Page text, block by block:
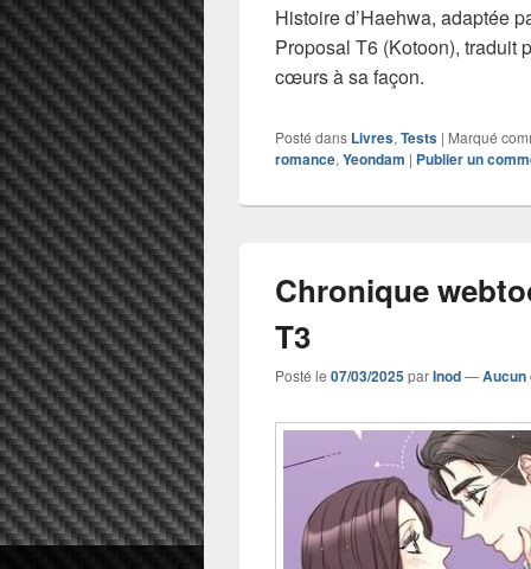
Histoire d’Haehwa, adaptée
Proposal T6 (Kotoon), traduit
cœurs à sa façon.
Posté dans Livres, Tests | Marqué
romance, Yeondam | Publier un
Chronique
T3
Posté le 07/03/2025parInod—Aucun